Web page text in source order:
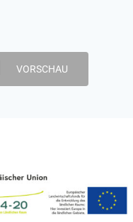
VORSCHAU